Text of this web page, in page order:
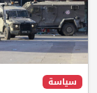
سياسة